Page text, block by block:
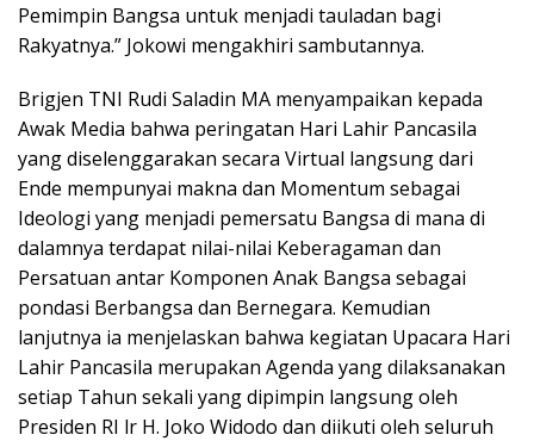
Pemimpin Bangsa untuk menjadi tauladan bagi
Rakyatnya.” Jokowi mengakhiri sambutannya.
Brigjen TNI Rudi Saladin MA menyampaikan kepada
Awak Media bahwa peringatan Hari Lahir Pancasila
yang diselenggarakan secara Virtual langsung dari
Ende mempunyai makna dan Momentum sebagai
Ideologi yang menjadi pemersatu Bangsa di mana di
dalamnya terdapat nilai-nilai Keberagaman dan
Persatuan antar Komponen Anak Bangsa sebagai
pondasi Berbangsa dan Bernegara. Kemudian
lanjutnya ia menjelaskan bahwa kegiatan Upacara Hari
Lahir Pancasila merupakan Agenda yang dilaksanakan
setiap Tahun sekali yang dipimpin langsung oleh
Presiden RI lr H. Joko Widodo dan diikuti oleh seluruh